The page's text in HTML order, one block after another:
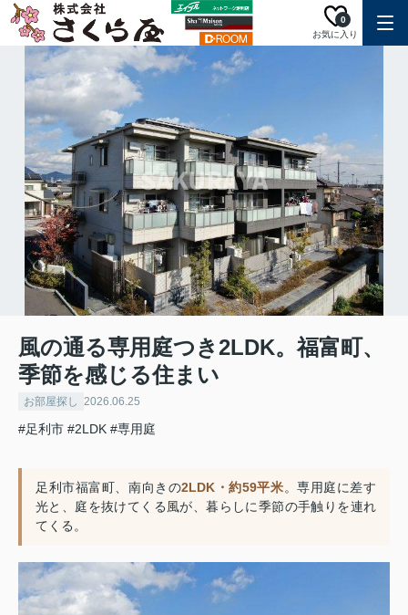
お気に入り
0
風の通る専用庭つき2LDK。福富町、
季節を感じる住まい
お部屋探し 2026.06.25
#足利市 #2LDK #専用庭
足利市福富町、南向きの2LDK・約59平米。専用庭に差す
光と、庭を抜けてくる風が、暮らしに季節の手触りを連れ
てくる。